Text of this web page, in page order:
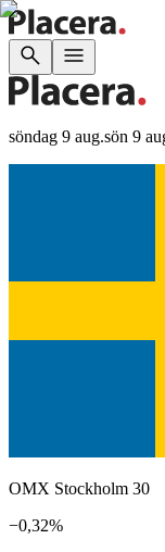
söndag 9 aug.sön 9
OMX Stockholm 30
−0,32%